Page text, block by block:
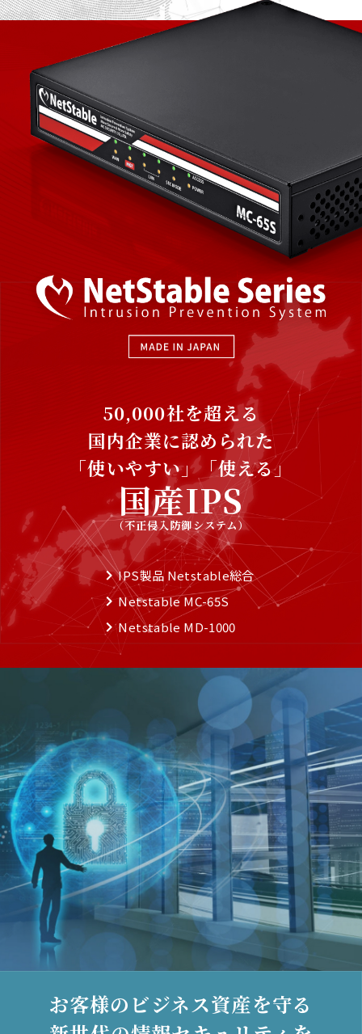
50,000社を超える
国内企業に認められた
「使いやすい」「使える」
国産IPS
（不正侵入防御システム）
IPS製品 Netstable総合
Netstable MC-65S
Netstable MD-1000
お客様のビジネス資産を守る